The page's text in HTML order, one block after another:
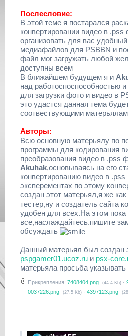
Послесловие:
В этой теме я постарался
конвертировании видео в
организовать для вас
медиафайлов для PSBBN и
файл мог загружать любой
доступны всем
В ближайшем будущем я и
над работоспоспособностью
для загрузки фото и видео в
это удастся данная тема
соотвествующими
Авторы:
Всю основную матерьялу по
программы для кодирования
преобразования видео в .pss
Akuhak,основываясь на его
конвертированию видео в
эксперементах по этому
создан этот матерьял,я же
тестер,ну и создатель сайта
удобен для всех.На этом пока
все,наслаждайтесь.пишите
обсуждать
Данный матерьял был создан
pspgamer01.ucoz.ru и psx-
матерьяла просьба указывать
Прикрепления: 7408404.png (44.4 Kb) ·
0037226.png
(27.5 Kb) · 4397123.png